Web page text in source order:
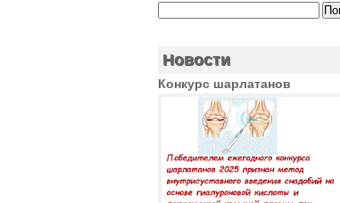
Новости
Конкурс шарлатанов